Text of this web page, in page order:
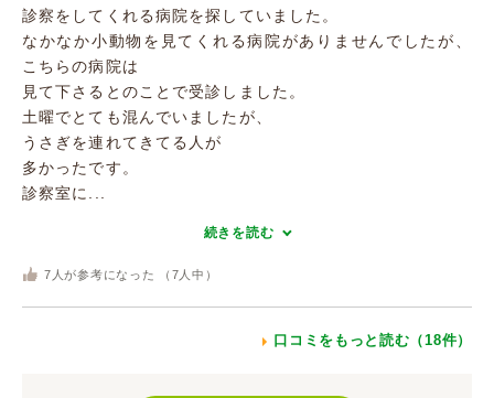
診察をしてくれる病院を探していました。
なかなか小動物を見てくれる病院がありませんでしたが、
こちらの病院は
見て下さるとのことで受診しました。
土曜でとても混んでいましたが、
うさぎを連れてきてる人が
多かったです。
診察室に...
続きを読む
7 人が参考になった （ 7 人中）
口コミをもっと読む（18件）